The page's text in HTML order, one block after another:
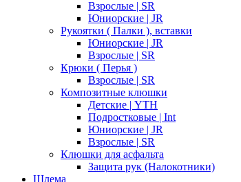
Взрослые | SR
Юниорские | JR
Рукоятки ( Палки ), вставки
Юниорские | JR
Взрослые | SR
Крюки ( Перья )
Взрослые | SR
Композитные клюшки
Детские | YTH
Подростковые | Int
Юниорские | JR
Взрослые | SR
Клюшки для асфальта
Защита рук (Налокотники)
Шлема